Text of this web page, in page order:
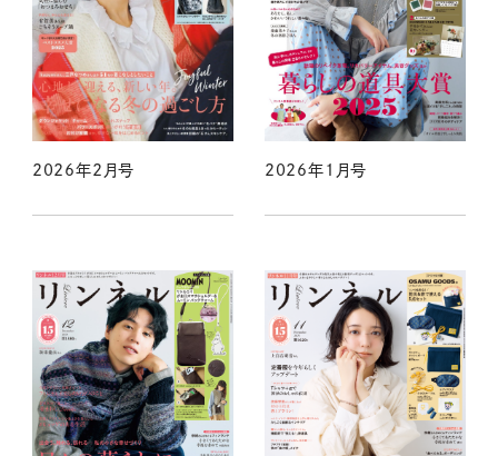
2026年2月号 2026年1月号